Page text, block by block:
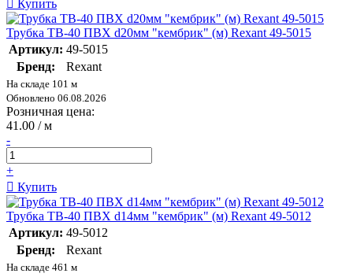
Купить
Трубка ТВ-40 ПВХ d20мм "кембрик" (м) Rexant 49-5015
Артикул: 49-5015
Бренд:
Rexant
На складе 101 м
Обновлено 06.08.2026
Розничная цена:
41.00 / м
-
+
Купить
Трубка ТВ-40 ПВХ d14мм "кембрик" (м) Rexant 49-5012
Артикул: 49-5012
Бренд:
Rexant
На складе 461 м